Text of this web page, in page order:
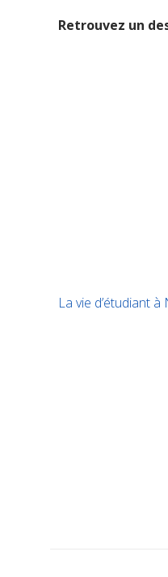
Retrouvez un
La vie d’étudiant à